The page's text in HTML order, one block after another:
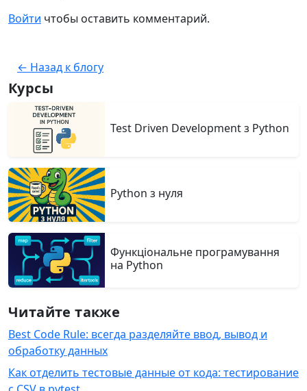
Войти чтобы оставить комментарий.
← Назад к блогу
Курсы
Test Driven Development з Python
Python з нуля
Функціональне програмування
на Python
Читайте также
Best Code Rule: всегда разделяйте ввод, вывод и
обработку данных
Как отделить тестовые данные от кода: тестирование